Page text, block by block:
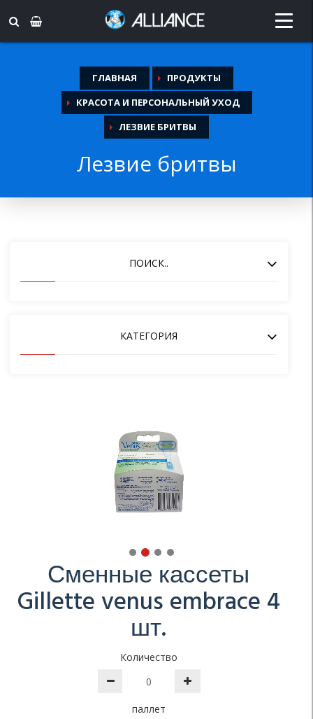
ГЛАВНАЯ
ПРОДУКТЫ
КРАСОТА И ПЕРСОНАЛЬНЫЙ УХОД
ЛЕЗВИЕ БРИТВЫ
Лезвие бритвы
ПОИСК..
КАТЕГОРИЯ
ПРОДУКТЫ ПИТАНИЯ И НАПИТКИ
САНИТАРНО-ГИГИЕНИЧЕСКИЕ ТОВАРЫ
ДОМАШНИЕ ПРИНАДЛЕЖНОСТИ
Сменные кассеты
Gillette venus embrace 4
шт.
Количество
паллет